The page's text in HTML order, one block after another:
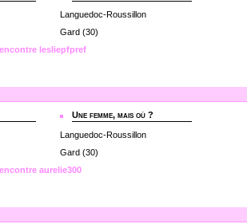
Languedoc-Roussillon
Gard (30)
lesliepfpref
Une femme, mais où ?
Languedoc-Roussillon
Gard (30)
aurelie300